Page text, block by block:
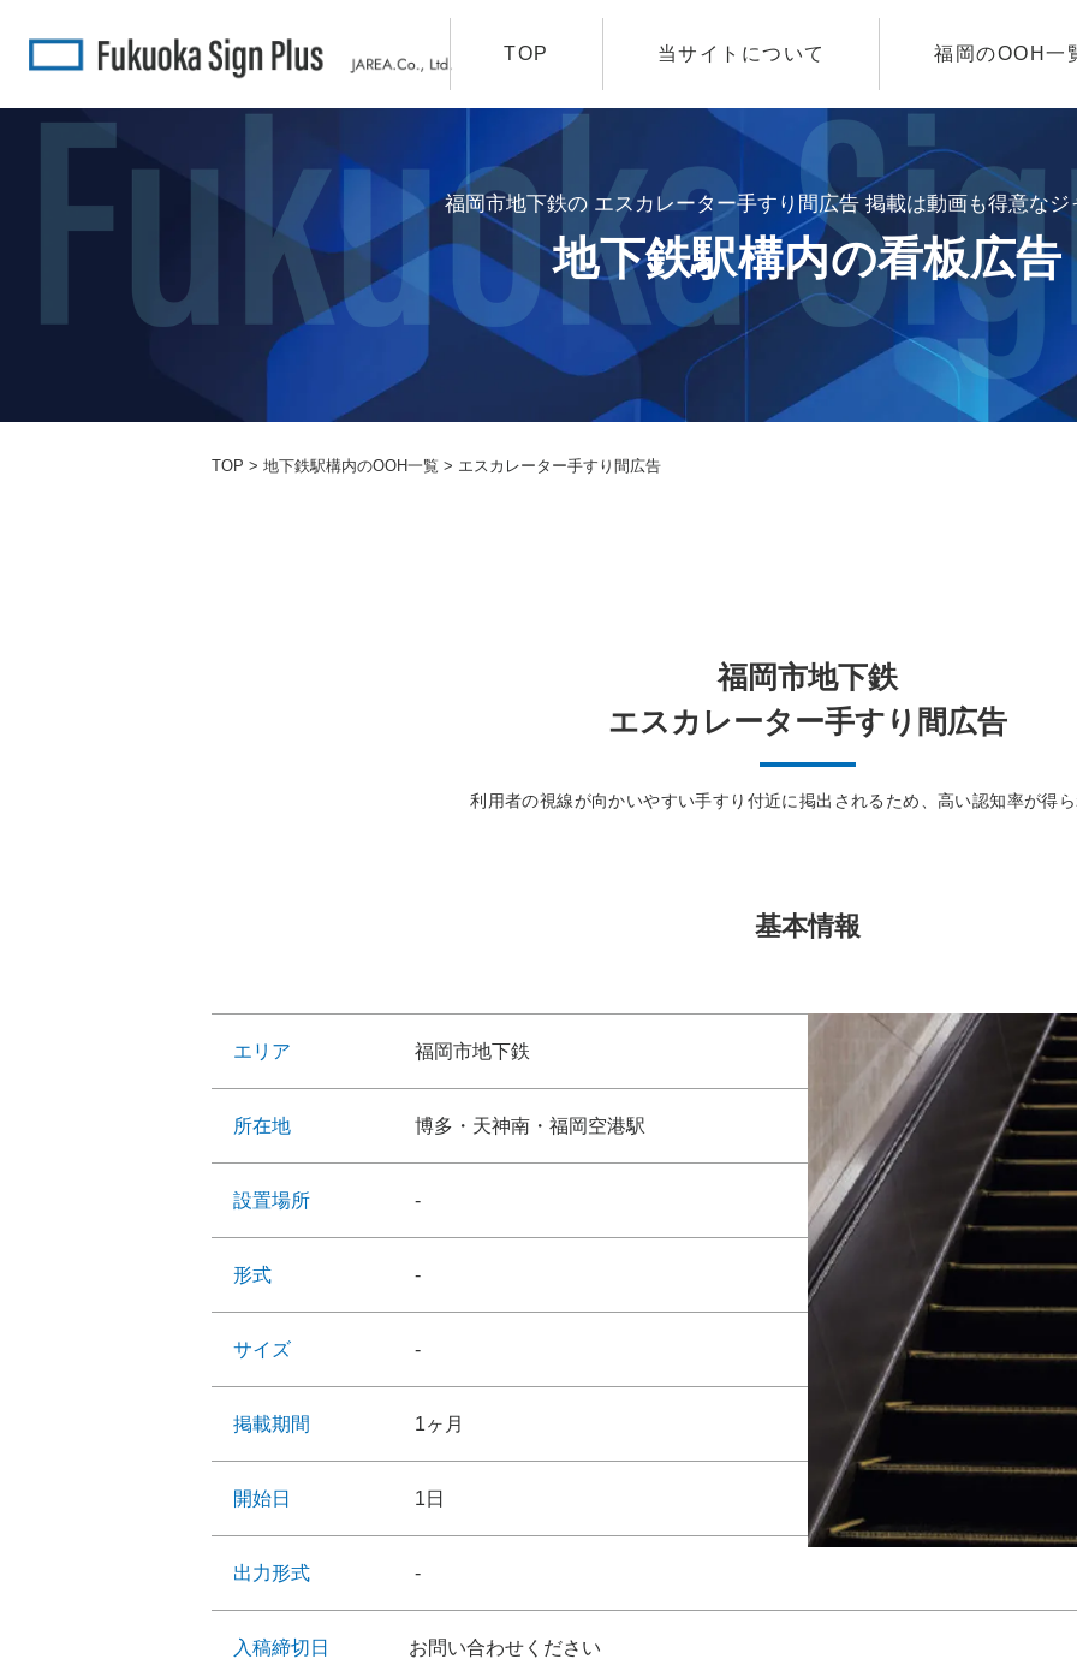
TOP 当サイトについて 福岡のOOH一
福岡市地下鉄の エスカレーター手すり間広告 掲載は動画も得意なジ
地下鉄駅構内の看板広告
TOP > 地下鉄駅構内のOOH一覧 > エスカレーター手すり間広告
福岡市地下鉄
エスカレーター手すり間広告
利用者の視線が向かいやすい手すり付近に掲出されるため、高い認知率が得ら
基本情報
エリア 福岡市地下鉄
所在地 博多・天神南・福岡空港駅
設置場所 -
形式 -
サイズ -
掲載期間 1ヶ月
開始日 1日
出力形式 -
入稿締切日 お問い合わせください